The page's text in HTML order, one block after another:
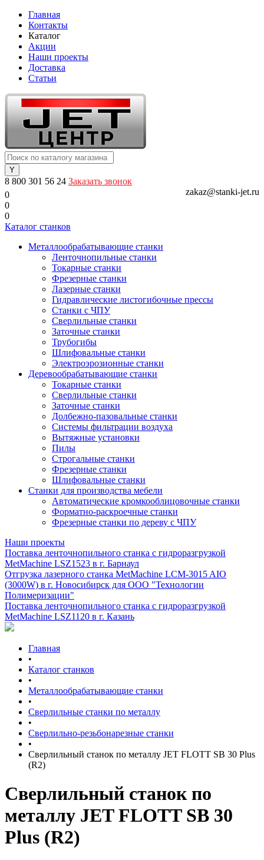
Главная
Контакты
Каталог
Акции
Наши проекты
Доставка
Статьи
8 800 301 56 24 Заказать звонок
zakaz@stanki-jet.ru
0
0
0
Каталог станков
Металлообрабатывающие станки
Ленточнопильные станки
Токарные станки
Фрезерные станки
Лазерные станки
Гидравлические листогибочные прессы
Станки с ЧПУ
Сверлильные станки
Заточные станки
Трубогибы
Шлифовальные станки
Электроэрозионные станки
Деревообрабатывающие станки
Токарные станки
Сверлильные станки
Заточные станки
Долбежно-пазовальные станки
Системы фильтрации воздуха
Вытяжные установки
Пилы
Строгальные станки
Фрезерные станки
Шлифовальные станки
Станки для производства мебели
Автоматические кромкооблицовочные станки
Форматно-раскроечные станки
Фрезерные станки по дереву с ЧПУ
Наши проекты
Поставка ленточнопильного станка c гидроразгрузкой
MetMachine LSZ1523 в г. Барнаул
Отгрузка лазерного станка MetMachine LCM-3015 AIO
(3000W) в г. Новосибирск для ООО "Технологии
Полимеризации"
Поставка ленточнопильного станка c гидроразгрузкой
MetMachine LSZ1120 в г. Казань
Главная
•
Каталог станков
•
Металлообрабатывающие станки
•
Сверлильные станки по металлу
•
Сверлильно-резьбонарезные станки
•
Сверлильный станок по металлу JET FLOTT SB 30 Plus
(R2)
Сверлильный станок по
металлу JET FLOTT SB 30
Plus (R2)